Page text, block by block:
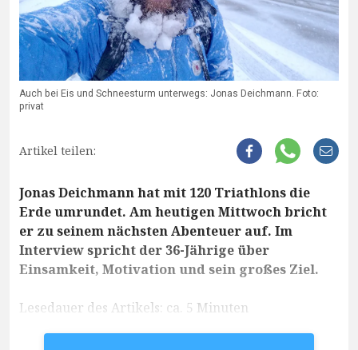
Auch bei Eis und Schneesturm unterwegs: Jonas Deichmann. Foto:
privat
Artikel teilen:
Jonas Deichmann hat mit 120 Triathlons die
Erde umrundet. Am heutigen Mittwoch bricht
er zu seinem nächsten Abenteuer auf. Im
Interview spricht der 36-Jährige über
Einsamkeit, Motivation und sein großes Ziel.
Lesedauer des Artikels: ca. 5 Minuten